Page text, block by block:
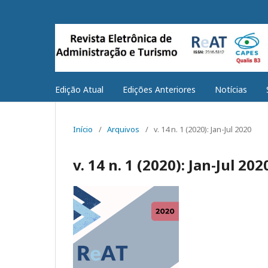
Edição Atual Edições Anteriores Notícias
Início / Arquivos / v. 14 n. 1 (2020): Jan-Jul 2020
v. 14 n. 1 (2020): Jan-Jul